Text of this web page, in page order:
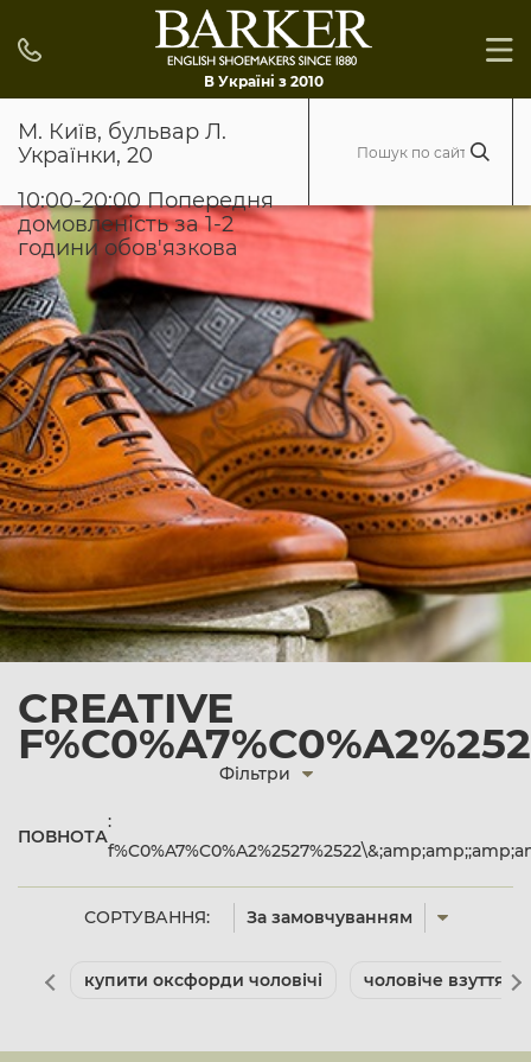
В Україні з 2010
М. Київ, бульвар Л.
Українки, 20
10:00-20:00 Попередня
домовленість за 1-2
години обов'язкова
CREATIVE
СОРТУВАННЯ: За замовчуванням
Фільтри
ПОВНОТА
:
купити оксфорди чоловічі чоловіче взуття